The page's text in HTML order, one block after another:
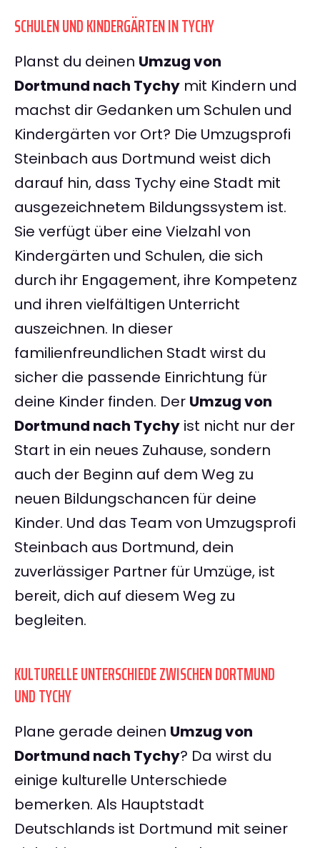
SCHULEN UND KINDERGÄRTEN IN TYCHY
Planst du deinen Umzug von
Dortmund nach Tychy mit Kindern und
machst dir Gedanken um Schulen und
Kindergärten vor Ort? Die Umzugsprofi
Steinbach aus Dortmund weist dich
darauf hin, dass Tychy eine Stadt mit
ausgezeichnetem Bildungssystem ist.
Sie verfügt über eine Vielzahl von
Kindergärten und Schulen, die sich
durch ihr Engagement, ihre Kompetenz
und ihren vielfältigen Unterricht
auszeichnen. In dieser
familienfreundlichen Stadt wirst du
sicher die passende Einrichtung für
deine Kinder finden. Der Umzug von
Dortmund nach Tychy ist nicht nur der
Start in ein neues Zuhause, sondern
auch der Beginn auf dem Weg zu
neuen Bildungschancen für deine
Kinder. Und das Team von Umzugsprofi
Steinbach aus Dortmund, dein
zuverlässiger Partner für Umzüge, ist
bereit, dich auf diesem Weg zu
begleiten.
KULTURELLE UNTERSCHIEDE ZWISCHEN DORTMUND
UND TYCHY
Plane gerade deinen Umzug von
Dortmund nach Tychy? Da wirst du
einige kulturelle Unterschiede
bemerken. Als Hauptstadt
Deutschlands ist Dortmund mit seiner